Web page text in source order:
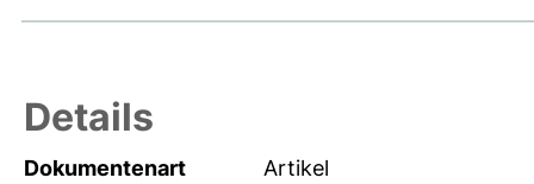
Details
Dokumentenart
Artikel